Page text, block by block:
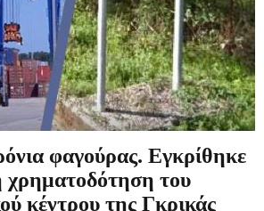
φαγούρας. Εγκρίθηκε
του
κέντρου της Γκρικάς